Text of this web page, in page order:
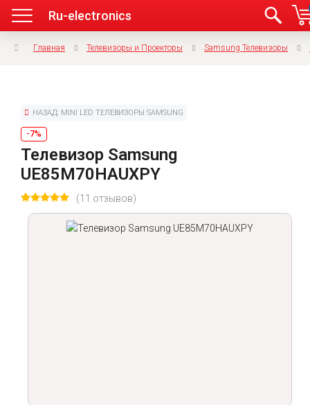
Ru-electronics
Главная Телевизоры и Проекторы Samsung Телевизоры
НАЗАД: MINI LED ТЕЛЕВИЗОРЫ SAMSUNG
-7%
Телевизор Samsung
UE85M70HAUXPY
(11 отзывов)